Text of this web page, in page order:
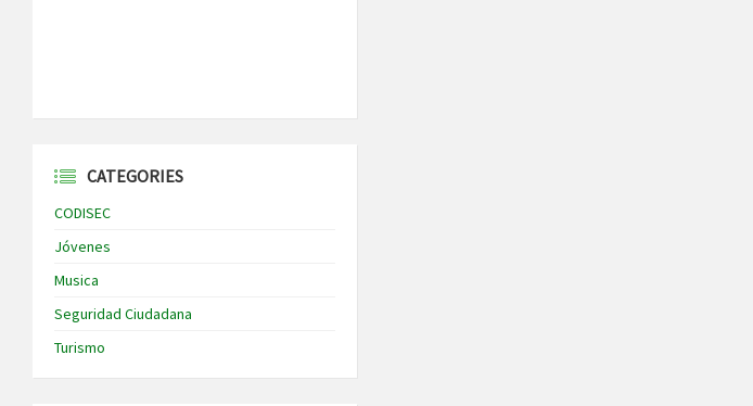
CATEGORIES
CODISEC
Jóvenes
Musica
Seguridad Ciudadana
Turismo